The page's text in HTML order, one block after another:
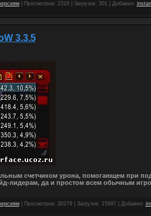
| Просмотров: 2318 | Загрузок: 301 | Добавил: instan
3.3.5
счетчиком урона, помогающем при
лидерам, да и простом всем обычным
| Просмотров: 30279 | Загрузок: 15997 | Добавил: